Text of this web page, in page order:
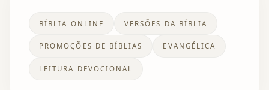
BÍBLIA ONLINE VERSÕES DA BÍBLIA
PROMOÇÕES DE BÍBLIAS EVANGÉLICA
LEITURA DEVOCIONAL